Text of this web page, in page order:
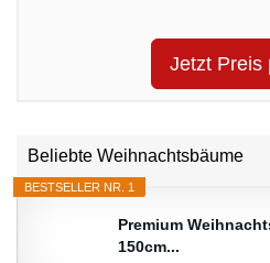
Jetzt Preis
Beliebte Weihnachtsbäume
BESTSELLER NR. 1
Premium
150cm...